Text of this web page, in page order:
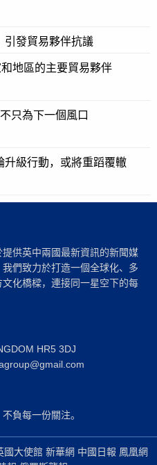
引發貿易夥伴抗議
地區的主要貿易夥伴
只為下一個風口
升級行動，或將重蹈覆轍
供英中兩國最新資訊的新聞媒
們致力於打造一個全球化、多
化橋樑，連接同一星空下的每
HR5 3DJ
負每一份關注。
大使館 新華網 中國日報 鳳凰網